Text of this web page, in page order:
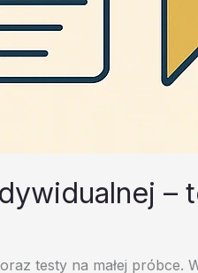
–
testy na małej